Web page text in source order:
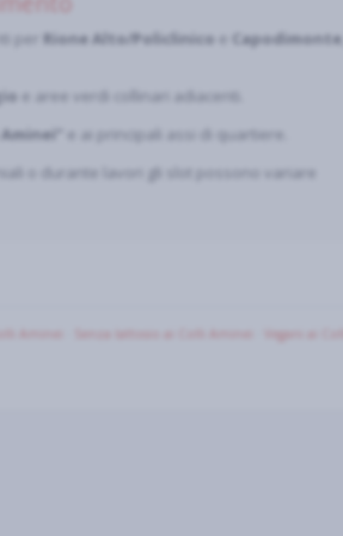
per Rione Alto/Policlinico e Capodimonte,
e aree verdi collinari adiacenti.
e ai principali assi di quartiere.
o durante lavori gli slot possono variare
Vegani ai Colli